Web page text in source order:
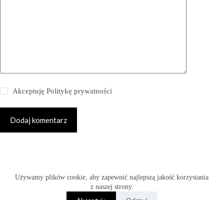
Używamy plików cookie, aby zapewnić najlepszą jakość korzystania
z naszej strony.
AkceptujęPolitykę prywatności
Dodaj komentarz
www.fabryka-slubow.com.pl